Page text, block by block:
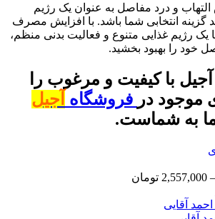
التهاب و درد مفاصل به عنوان یک رژیم
گزینه انتخابی شما باشد. با افزایش مصرف
یک رژیم غذایی متنوع و فعالیت بدنی منظم،
خود را بهبود بخشید.
با کیفیت و مرغوب را
موجود در فروشگاه آجیل
ما به شماست.
–
2,557,000 تومان